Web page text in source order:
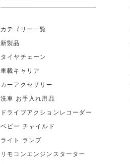
カテゴリー一覧
新製品
タイヤチェーン
車載キャリア
カーアクセサリー
洗車 お手入れ用品
ドライブアクションレコーダー
ベビー チャイルド
ライト ランプ
リモコンエンジンスターター